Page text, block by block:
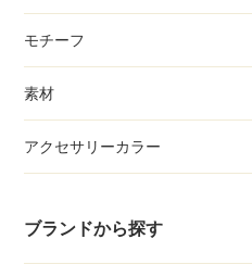
モチーフ
素材
アクセサリーカラー
ブランドから探す